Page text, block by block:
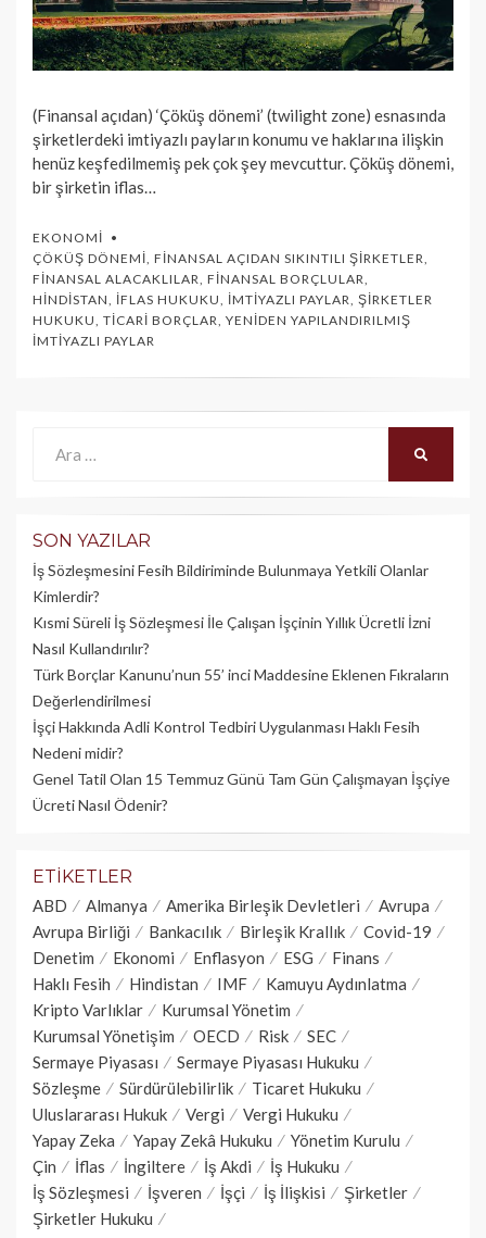
(Finansal açıdan) ‘Çöküş dönemi’ (twilight zone) esnasında
şirketlerdeki imtiyazlı payların konumu ve haklarına ilişkin
henüz keşfedilmemiş pek çok şey mevcuttur. Çöküş dönemi,
bir şirketin iflas…
EKONOMI
ÇÖKÜŞ DÖNEMI, FINANSAL AÇIDAN SIKINTILI ŞIRKETLER,
FINANSAL ALACAKLILAR, FINANSAL BORÇLULAR,
HINDISTAN, İFLAS HUKUKU, İMTIYAZLI PAYLAR, ŞIRKETLER
HUKUKU, TICARI BORÇLAR, YENIDEN YAPILANDIRILMIŞ
İMTIYAZLI PAYLAR
SON YAZILAR
İş Sözleşmesini Fesih Bildiriminde Bulunmaya Yetkili Olanlar
Kimlerdir?
Kısmi Süreli İş Sözleşmesi İle Çalışan İşçinin Yıllık Üc­retli İzni
Nasıl Kullandırılır?
Türk Borçlar Kanunu’nun 55’ inci Maddesine Eklenen Fıkraların
Değerlendirilmesi
İşçi Hakkında Adli Kontrol Tedbiri Uygulanması Haklı Fesih
Nedeni midir?
Genel Tatil Olan 15 Temmuz Günü Tam Gün Çalışmayan İşçiye
Ücreti Nasıl Ödenir?
ETIKETLER
ABD Almanya Amerika Birleşik Devletleri
Avrupa
Avrupa Birliği
Bankacılık Birleşik Krallık
Covid-19
Denetim
Ekonomi Enflasyon ESG
Finans
Haklı Fesih
Hindistan IMF
Kamuyu Aydınlatma
Kripto Varlıklar
Kurumsal Yönetim
Kurumsal Yönetişim
OECD Risk
SEC
Sermaye Piyasası
Sermaye Piyasası Hukuku
Sözleşme
Sürdürülebilirlik
Ticaret Hukuku
Uluslararası Hukuk
Vergi
Vergi Hukuku
Yapay Zeka
Yapay Zekâ Hukuku
Yönetim Kurulu
Çin
İflas İngiltere İş Akdi
İş Hukuku
İş Sözleşmesi
İşveren İşçi İş İlişkisi
Şirketler
Şirketler Hukuku